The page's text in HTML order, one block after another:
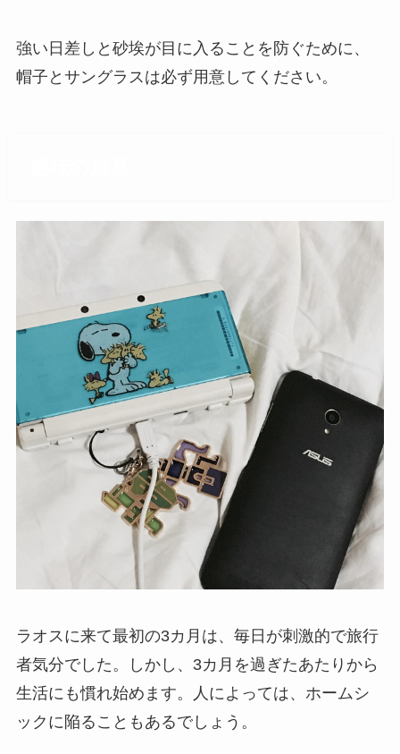
強い日差しと砂埃が目に入ることを防ぐために、
帽子とサングラスは必ず用意してください。
ラオスに来て最初の3カ月は、毎日が刺激的で旅行
者気分でした。しかし、3カ月を過ぎたあたりから
生活にも慣れ始めます。人によっては、ホームシ
ックに陥ることもあるでしょう。